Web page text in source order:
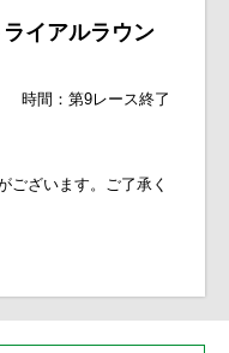
イアルラウン
間：第9レース終了
ざいます。ご了承く